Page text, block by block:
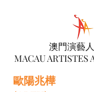
澳門演藝
MACAU ARTISTES
歐陽兆樺